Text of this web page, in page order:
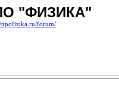
"ФИЗИКА"
npofizika.ru/forum/